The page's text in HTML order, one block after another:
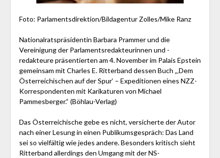
Foto: Parlamentsdirektion/Bildagentur Zolles/Mike Ranz
Nationalratspräsidentin Barbara Prammer und die
Vereinigung der Parlamentsredakteurinnen und -
redakteure präsentierten am 4. November im Palais Epstein
gemeinsam mit Charles E. Ritterband dessen Buch „‚Dem
Österreichischen auf der Spur‘ – Expeditionen eines NZZ-
Korrespondenten mit Karikaturen von Michael
Pammesberger.“ (Böhlau-Verlag)
Das Österreichische gebe es nicht, versicherte der Autor
nach einer Lesung in einen Publikumsgespräch: Das Land
sei so vielfältig wie jedes andere. Besonders kritisch sieht
Ritterband allerdings den Umgang mit der NS-